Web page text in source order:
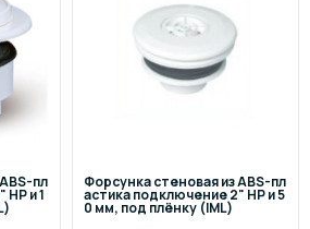
пл
НР и 1
Форсунка стеновая из ABS-пл
астика подключение 2" НР и 5
0 мм, под плёнку (IML)